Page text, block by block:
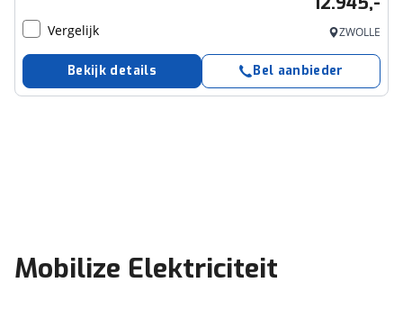
Vergelijk ZWOLLE
Bekijk details Bel aanbieder
Mobilize Elektriciteit